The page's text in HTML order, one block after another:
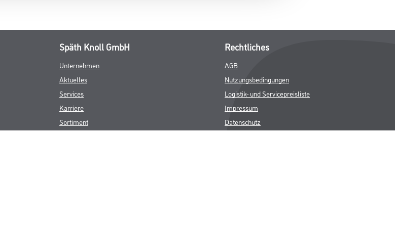
Späth Knoll GmbH
Unternehmen
Aktuelles
Services
Karriere
Sortiment
Rechtliches
AGB
Nutzungsbedingungen
Logistik- und Servicepreisliste
Impressum
Datenschutz